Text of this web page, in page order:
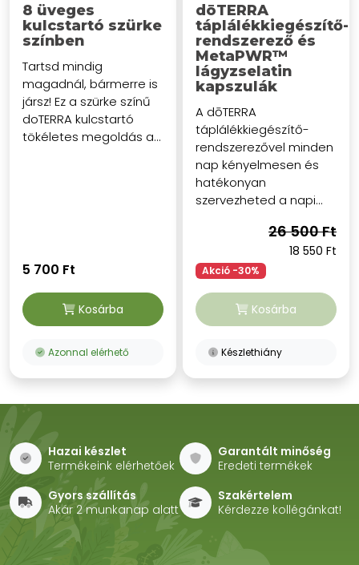
8 üveges
kulcstartó szürke
színben
Tartsd mindig
magadnál, bármerre is
jársz! Ez a szürke színű
doTERRA kulcstartó
tökéletes megoldás a...
5 700 Ft
Kosárba
Azonnal elérhető
dōTERRA
táplálékkiegészítő-
rendszerező és
MetaPWR™
lágyzselatin
kapszulák
A dōTERRA
táplálékkiegészítő-
rendszerezővel minden
nap kényelmesen és
hatékonyan
szervezheted a napi...
26 500 Ft
18 550 Ft
Akció -30%
Kosárba
Készlethiány
Hazai készlet
Termékeink elérhetőek
Garantált minőség
Eredeti termékek
Gyors szállítás
Akár 2 munkanap alatt
Szakértelem
Kérdezze kollégánkat!